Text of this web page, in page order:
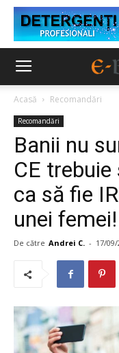
Acasă Recomandări
Recomandări
Banii nu
CE
ca să fie
unei femei!
De către Andrei C. - 17/09/